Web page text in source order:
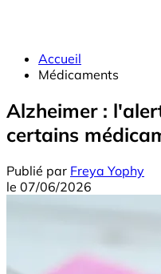
Accueil
Médicaments
Alzheimer :
certains
Publié par Freya Yophy
le 07/06/2026